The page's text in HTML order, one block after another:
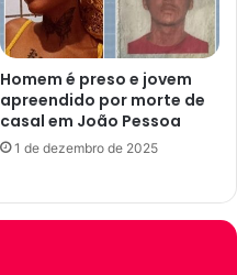
Homem é preso e jovem
apreendido por morte de
casal em João Pessoa
1 de dezembro de 2025